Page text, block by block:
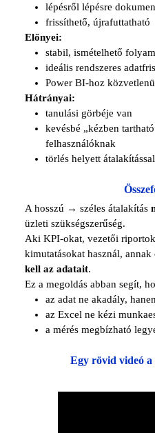
lépésről lépésre
frissíthető, újrafuttatható
Előnyei:
stabil, ismételhető
ideális rendszeres
Power BI-hoz
Hátrányai:
tanulási görbéje van
kevésbé „kézben
felhasználóknak
törlés helyett
A hosszú → széles átalakítás
üzleti szükségszerűség.
Aki KPI-okat, vezetői
kimutatásokat használ, annak
kell az adatait.
Ez a megoldás abban segít,
az adat ne akadály,
az Excel ne kézi
a mérés megbízható
Egy rövid videó